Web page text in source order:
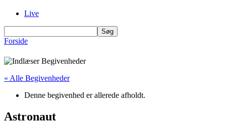
Live
Forside
« Alle Begivenheder
Denne begivenhed er allerede afholdt.
Astronaut